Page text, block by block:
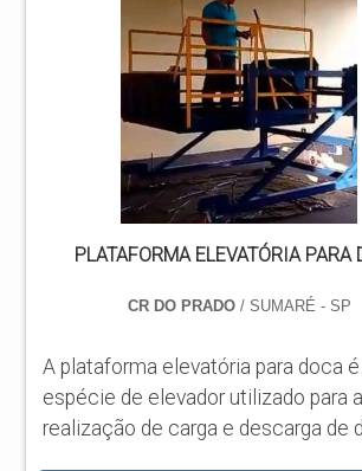
PLATAFORMA JLG A VENDA Se alguém
busca por plataforma JLG a venda
empresa comprometida com os
acha o site da ASL Equipamentos.
empresa com alto know-how em
plataformas...
PLATAFORMA ELEVATÓRIA PARA
CR DO PRADO / SUMARÉ - SP
A plataforma elevatória para doca
espécie de elevador utilizado para a
realização de carga e descarga de